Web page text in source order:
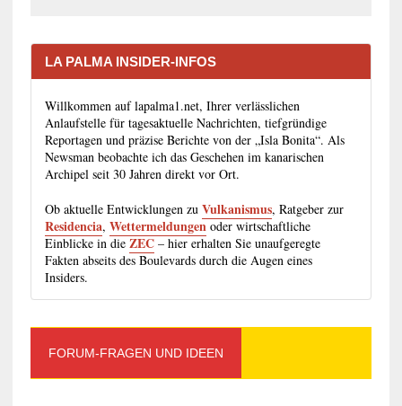
LA PALMA INSIDER-INFOS
Willkommen auf lapalma1.net, Ihrer verlässlichen
Anlaufstelle für tagesaktuelle Nachrichten, tiefgründige
Reportagen und präzise Berichte von der „Isla Bonita“. Als
Newsman beobachte ich das Geschehen im kanarischen
Archipel seit 30 Jahren direkt vor Ort.
Ob aktuelle Entwicklungen zu Vulkanismus, Ratgeber zur
Residencia, Wettermeldungenoder wirtschaftliche
Einblicke in dieZEC– hier erhalten Sie unaufgeregte
Fakten abseits des Boulevards durch die Augen eines
Insiders.
FORUM-FRAGEN UND IDEEN